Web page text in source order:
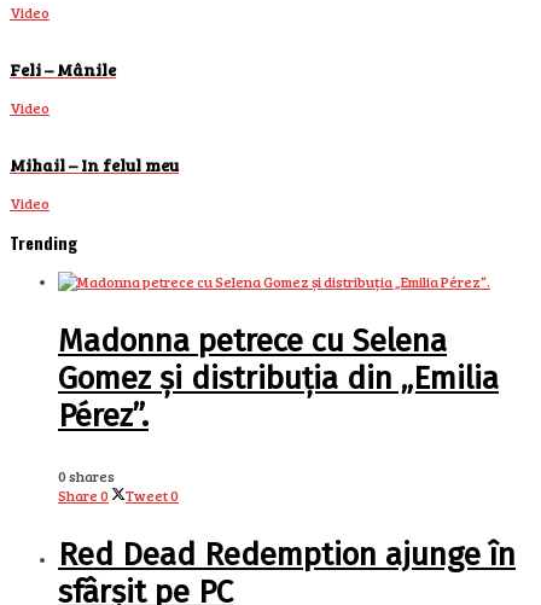
Video
Feli – Mânile
Video
Mihail – In felul meu
Video
Trending
Madonna petrece cu Selena
Gomez și distribuția din „Emilia
Pérez”.
0 shares
Share0 Tweet0
Red Dead Redemption ajunge în
sfârșit pe PC